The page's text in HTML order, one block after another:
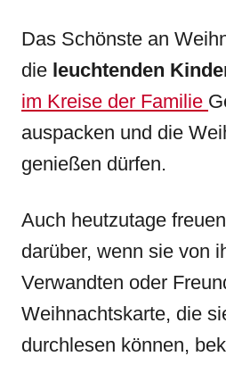
Das Schönste an
die leuchtenden
im Kreise der Familie
auspacken und die
genießen dürfen.
Auch heutzutage
darüber, wenn sie von
Verwandten oder
Weihnachtskarte, die
durchlesen können,